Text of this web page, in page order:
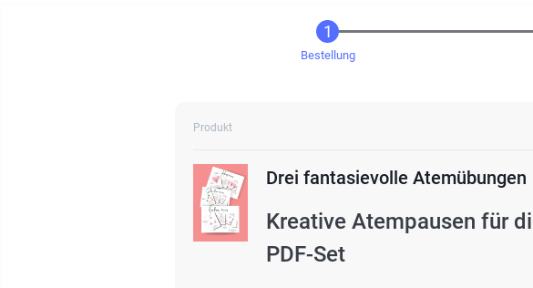
Bestellung
Produkt
Drei fantasievolle Atemübungen
Kreative Atempausen für
PDF-Set